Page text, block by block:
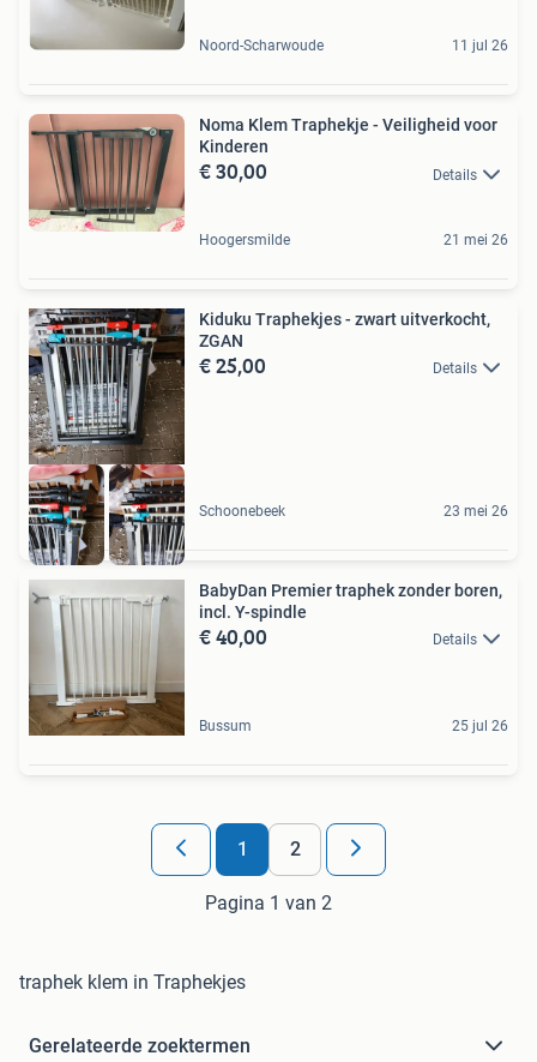
Noord-Scharwoude 11 jul 26
Noma Klem Traphekje - Veiligheid voor
Kinderen
€ 30,00 Details
Hoogersmilde 21 mei 26
Kiduku Traphekjes - zwart uitverkocht,
ZGAN
€ 25,00 Details
Schoonebeek 23 mei 26
BabyDan Premier traphek zonder boren,
incl. Y-spindle
€ 40,00 Details
Bussum 25 jul 26
1 2
Pagina 1 van 2
traphek klem in Traphekjes
Gerelateerde zoektermen